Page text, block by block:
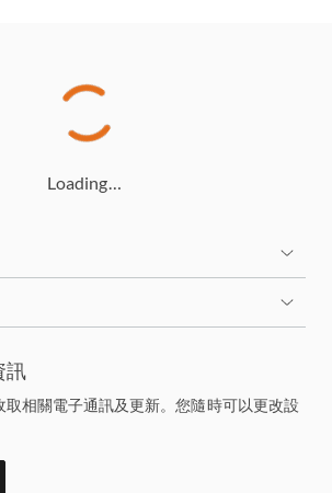
Loading…
訊
取相關電子通訊及更新。您隨時可以更改設